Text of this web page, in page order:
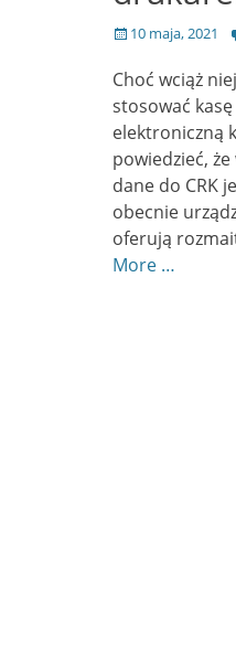
Opublikowano
10 maja, 2021
Choć wciąż
stosować
elektroniczną
powiedzieć,
dane do CRK
obecnie
oferują
More …